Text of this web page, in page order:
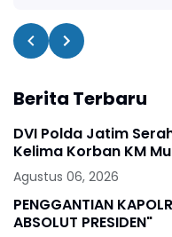
Berita Terbaru
DVI Polda Jatim
Kelima Korban KM
Agustus 06, 2026
PENGGANTIAN KAPOLRI
ABSOLUT PRESIDEN"